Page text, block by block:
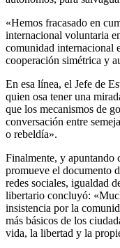
«Hemos fracasado en
internacional voluntaria
comunidad internacional
cooperación simétrica y
En esa línea, el Jefe de
quien osa tener una
que los mecanismos de
conversación entre
o rebeldía».
Finalmente, y apuntando
promueve el documento
redes sociales, igualdad
libertario concluyó:
insistencia por la
más básicos de los
vida, la libertad y la